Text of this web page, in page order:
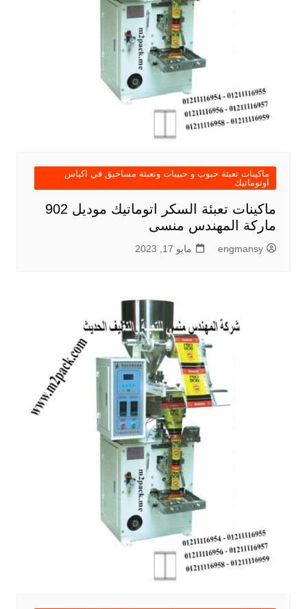
ماكينات تعبئة حبوب و حبيبات وتعبئة مساحيق في اكياس
اوتوماتيك
ماكينات تعبئة السكر اتوماتيك موديل 902
ماركة المهندس منسى
engmansy مايو 17, 2023